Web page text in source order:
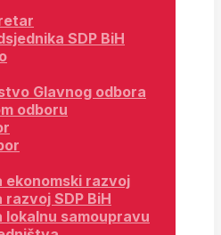
SDP BiH
Glavnog odbora
odboru
ekonomski razvoj
SDP BiH
lokalnu samoupravu